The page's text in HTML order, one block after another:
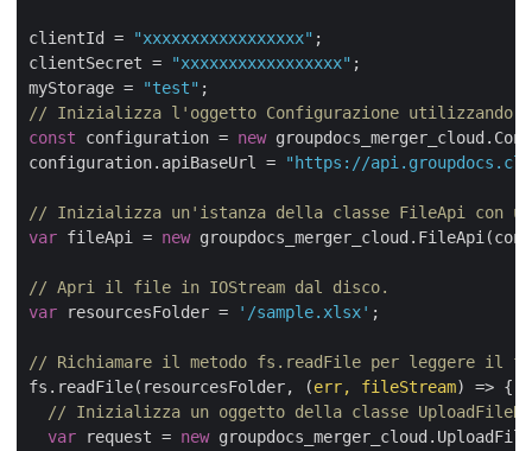
clientId = "xxxxxxxxxxxxxxxxx" ;
clientSecret =
"xxxxxxxxxxxxxxxxx" ;
myStorage =
"test"
// Inizializza l'oggetto Configurazione utilizzando
const configuration = new
configuration.apiBaseUrl =
"https://
// Inizializza un'istanza della classe FileApi con
var fileApi = new
// Apri il file in IOStream dal disco.
var resourcesFolder = '/sample.xlsx' ;
// Richiamare il metodo fs.readFile per leggere il
fs.readFile(resourcesFolder,
(err, fileStream) => {
// Inizializza un oggetto della classe
var request = new